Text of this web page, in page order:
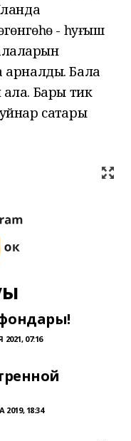
нда
өнгөһө- һуғыш
лаларын
арналды. Бала
ала. Бары тик
йнар саҡтары
07:16
2019, 18:34